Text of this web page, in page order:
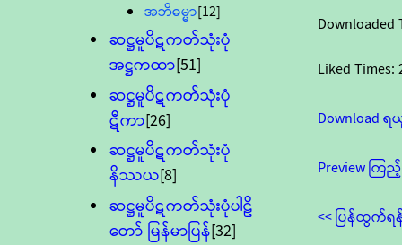
အဘိဓမ္မာ[12]
ဆဋ္ဌမူပိဋကတ်သုံးပုံ
အဋ္ဌကထာ[51]
ဆဋ္ဌမူပိဋကတ်သုံးပုံ
ဋီကာ[26]
ဆဋ္ဌမူပိဋကတ်သုံးပုံ
နိဿယ[8]
ဆဋ္ဌမူပိဋကတ်သုံးပုံပါဠိ
တော် မြန်မာပြန်[32]
Downloaded
Liked Times:
Download
Preview ကြ
<< ပြန်ထွက်ရ